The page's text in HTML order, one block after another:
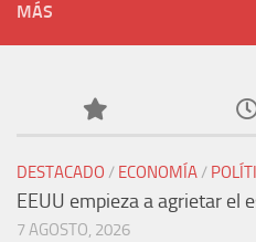
MÁS
DESTACADO / ECONOMÍA/
EEUU empieza a agrietar el
7 AGOSTO, 2026